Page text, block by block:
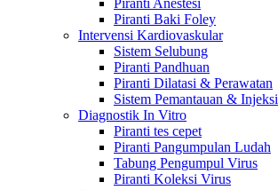
Piranti Anestesi
Piranti Baki Foley
Intervensi Kardiovaskular
Sistem Selubung
Piranti Pandhuan
Piranti Dilatasi & Perawatan
Sistem Pemantauan & Injeksi
Diagnostik In Vitro
Piranti tes cepet
Piranti Pangumpulan Ludah
Tabung Pengumpul Virus
Piranti Koleksi Virus